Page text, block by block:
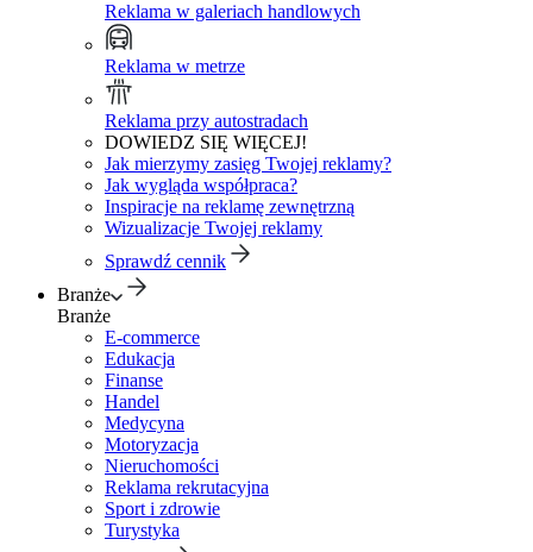
Reklama w galeriach handlowych
Reklama w metrze
Reklama przy autostradach
DOWIEDZ SIĘ WIĘCEJ!
Jak mierzymy zasięg Twojej reklamy?
Jak wygląda współpraca?
Inspiracje na reklamę zewnętrzną
Wizualizacje Twojej reklamy
Sprawdź cennik
Branże
Branże
E-commerce
Edukacja
Finanse
Handel
Medycyna
Motoryzacja
Nieruchomości
Reklama rekrutacyjna
Sport i zdrowie
Turystyka